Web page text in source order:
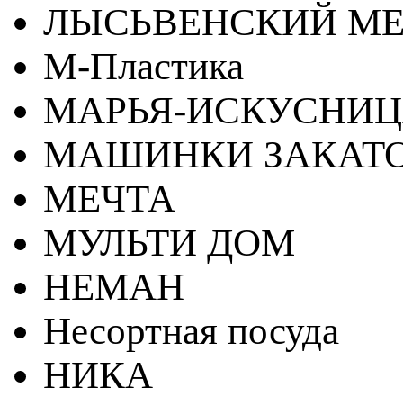
ЛЫСЬВЕНСКИЙ
М-Пластика
МАРЬЯ-
МАШИНКИ
МЕЧТА
МУЛЬТИ ДОМ
НЕМАН
Несортная посуда
НИКА